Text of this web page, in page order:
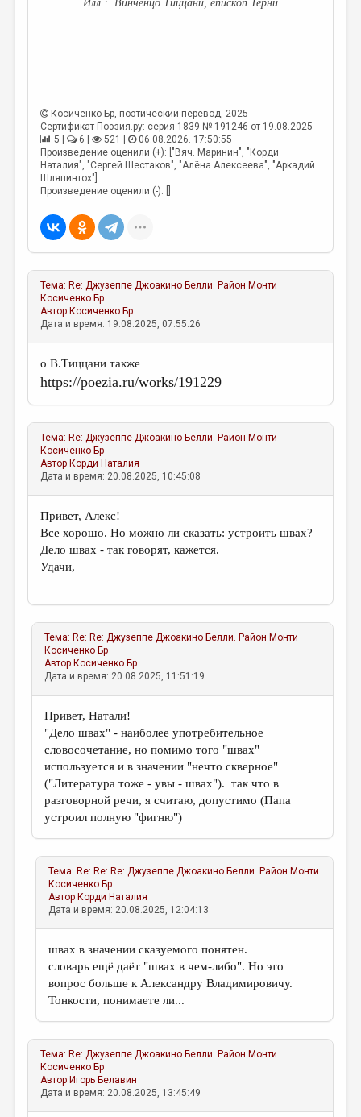
Винченцо Тиццани, епископ Терни
Косиченко Бр, поэтический перевод, 2025
Сертификат Поэзия.ру: серия 1839 № 191246 от 19.08.2025
5 |
6 | 521 |
06.08.2026. 17:50:55
Произведение оценили (+): ["Вяч. Маринин", "Корди
Наталия", "Сергей Шестаков", "Алёна Алексеева", "Аркадий
Шляпинтох"]
Произведение оценили (-): []
Тема: Re: Джузеппе Джоакино Белли. Район Монти
Косиченко Бр
Автор Косиченко Бр
Дата и время: 19.08.2025, 07:55:26
о В.Тиццани также
https://poezia.ru/works/191229
Тема: Re: Джузеппе Джоакино Белли. Район Монти
Косиченко Бр
Автор Корди Наталия
Дата и время: 20.08.2025, 10:45:08
Привет, Алекс!
Все хорошо. Но можно ли сказать: устроить швах?
Дело швах - так говорят, кажется.
Удачи,
Тема: Re: Re: Джузеппе Джоакино Белли. Район Монти
Косиченко Бр
Автор Косиченко Бр
Дата и время: 20.08.2025, 11:51:19
Привет, Натали!
"Дело швах" - наиболее употребительное
словосочетание, но помимо того "швах"
используется и в значении "нечто скверное"
("Литература тоже - увы - швах"). так что в
разговорной речи, я считаю, допустимо (Папа
устроил полную "фигню")
Тема: Re: Re: Re: Джузеппе Джоакино Белли. Район Монти
Косиченко Бр
Автор Корди Наталия
Дата и время: 20.08.2025, 12:04:13
швах в значении сказуемого понятен.
словарь ещё даёт "швах в чем-либо". Но это
вопрос больше к Александру Владимировичу.
Тонкости, понимаете ли...
Тема: Re: Джузеппе Джоакино Белли. Район Монти
Косиченко Бр
Автор Игорь Белавин
Дата и время: 20.08.2025, 13:45:49